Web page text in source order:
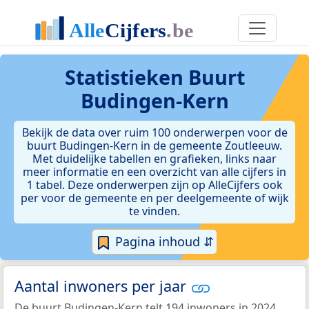
Statistieken Buurt
Budingen-Kern
Bekijk de data over ruim 100 onderwerpen voor de
buurt Budingen-Kern in de gemeente Zoutleeuw.
Met duidelijke tabellen en grafieken, links naar
meer informatie en een overzicht van alle cijfers in
1 tabel. Deze onderwerpen zijn op AlleCijfers ook
per voor de gemeente en per deelgemeente of wijk
te vinden.
Pagina inhoud ⇵
Aantal inwoners per jaar